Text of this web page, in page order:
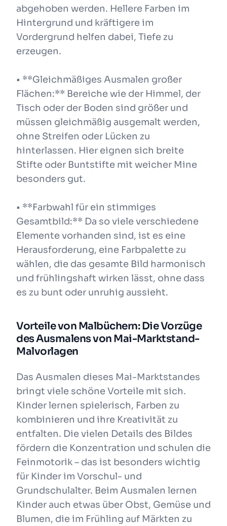
abgehoben werden. Hellere Farben im
Hintergrund und kräftigere im
Vordergrund helfen dabei, Tiefe zu
erzeugen.
• **Gleichmäßiges Ausmalen großer
Flächen:** Bereiche wie der Himmel, der
Tisch oder der Boden sind größer und
müssen gleichmäßig ausgemalt werden,
ohne Streifen oder Lücken zu
hinterlassen. Hier eignen sich breite
Stifte oder Buntstifte mit weicher Mine
besonders gut.
• **Farbwahl für ein stimmiges
Gesamtbild:** Da so viele verschiedene
Elemente vorhanden sind, ist es eine
Herausforderung, eine Farbpalette zu
wählen, die das gesamte Bild harmonisch
und frühlingshaft wirken lässt, ohne dass
es zu bunt oder unruhig aussieht.
Vorteile von Malbüchern: Die Vorzüge
des Ausmalens von Mai-Marktstand-
Malvorlagen
Das Ausmalen dieses Mai-Marktstandes
bringt viele schöne Vorteile mit sich.
Kinder lernen spielerisch, Farben zu
kombinieren und ihre Kreativität zu
entfalten. Die vielen Details des Bildes
fördern die Konzentration und schulen die
Feinmotorik – das ist besonders wichtig
für Kinder im Vorschul- und
Grundschulalter. Beim Ausmalen lernen
Kinder auch etwas über Obst, Gemüse und
Blumen, die im Frühling auf Märkten zu